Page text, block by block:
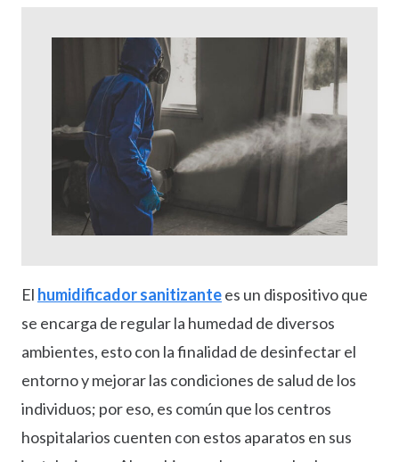
El humidificador sanitizantees un dispositivo que
se encarga de regular la humedad de diversos
ambientes, esto con la finalidad de desinfectar el
entorno y mejorar las condiciones de salud de los
individuos; por eso, es común que los centros
hospitalarios cuenten con estos aparatos en sus